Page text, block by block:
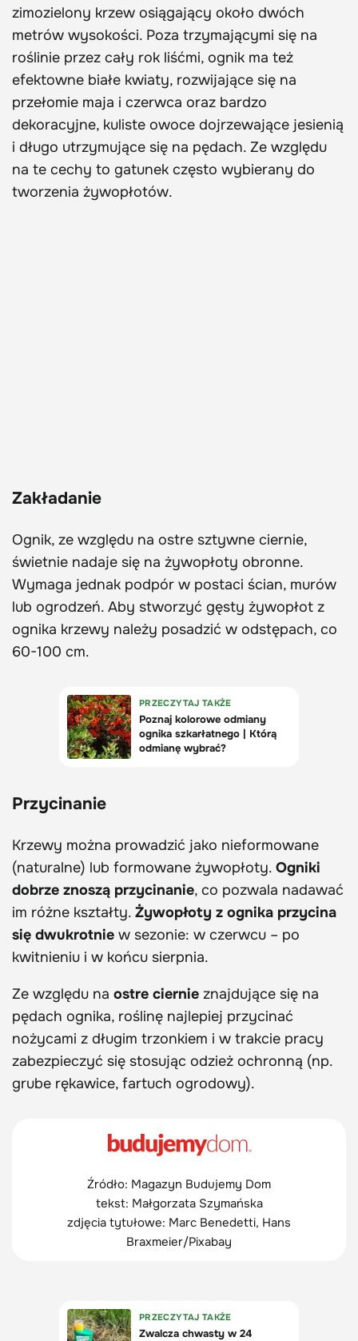
zimozielony krzew osiągający około dwóch
metrów wysokości. Poza trzymającymi się na
roślinie przez cały rok liśćmi, ognik ma też
efektowne białe kwiaty, rozwijające się na
przełomie maja i czerwca oraz bardzo
dekoracyjne, kuliste owoce dojrzewające jesienią
i długo utrzymujące się na pędach. Ze względu
na te cechy to gatunek często wybierany do
tworzenia żywopłotów.
Zakładanie
Ognik, ze względu na ostre sztywne ciernie,
świetnie nadaje się na żywopłoty obronne.
Wymaga jednak podpór w postaci ścian, murów
lub ogrodzeń. Aby stworzyć gęsty żywopłot z
ognika krzewy należy posadzić w odstępach, co
60-100 cm.
Przycinanie
Krzewy można prowadzić jako nieformowane
(naturalne) lub formowane żywopłoty. Ogniki
dobrze znoszą przycinanie, co pozwala nadawać
im różne kształty. Żywopłoty z ognika przycina
się dwukrotnie w sezonie: w czerwcu – po
kwitnieniu i w końcu sierpnia.
Ze względu na ostre ciernie znajdujące się na
pędach ognika, roślinę najlepiej przycinać
nożycami z długim trzonkiem i w trakcie pracy
zabezpieczyć się stosując odzież ochronną (np.
grube rękawice, fartuch ogrodowy).
Źródło: Magazyn Budujemy Dom
tekst: Małgorzata Szymańska
zdjęcia tytułowe: Marc Benedetti, Hans
Braxmeier/Pixabay